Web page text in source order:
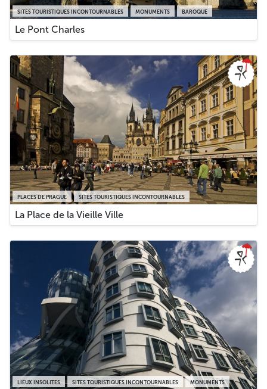
SITES TOURISTIQUES INCONTOURNABLES MONUMENTS BAROQUE
Le Pont Charles
PLACES DE PRAGUE SITES TOURISTIQUES INCONTOURNABLES
La Place de la Vieille Ville
LIEUX INSOLITES SITES TOURISTIQUES INCONTOURNABLES MONUMENTS